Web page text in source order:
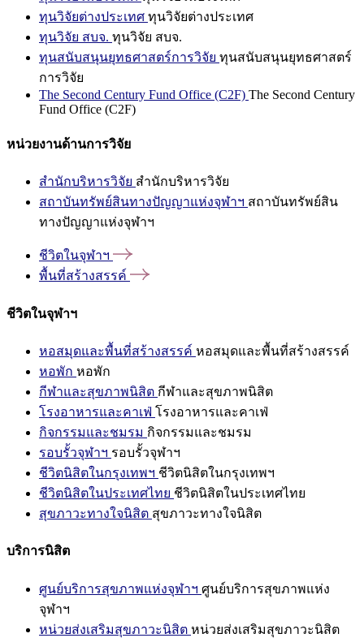
ทุนวิจัยต่างประเทศ ทุนวิจัยต่างประเทศ
ทุนวิจัย สบจ. ทุนวิจัย สบจ.
ทุนสนับสนุนยุทธศาสตร์การวิจัย ทุนสนับสนุนยุทธศาสตร์
การวิจัย
The Second Century Fund Office (C2F) The Second Century
Fund Office (C2F)
หน่วยงานด้านการวิจัย
สำนักบริหารวิจัย สำนักบริหารวิจัย
สถาบันทรัพย์สินทางปัญญาแห่งจุฬาฯ สถาบันทรัพย์สิน
ทางปัญญาแห่งจุฬาฯ
ชีวิตในจุฬาฯ
พื้นที่สร้างสรรค์
ชีวิตในจุฬาฯ
หอสมุดและพื้นที่สร้างสรรค์ หอสมุดและพื้นที่สร้างสรรค์
หอพัก หอพัก
กีฬาและสุขภาพนิสิต กีฬาและสุขภาพนิสิต
โรงอาหารและคาเฟ่ โรงอาหารและคาเฟ่
กิจกรรมและชมรม กิจกรรมและชมรม
รอบรั้วจุฬาฯ รอบรั้วจุฬาฯ
ชีวิตนิสิตในกรุงเทพฯ ชีวิตนิสิตในกรุงเทพฯ
ชีวิตนิสิตในประเทศไทย ชีวิตนิสิตในประเทศไทย
สุขภาวะทางใจนิสิต สุขภาวะทางใจนิสิต
บริการนิสิต
ศูนย์บริการสุขภาพแห่งจุฬาฯ ศูนย์บริการสุขภาพแห่ง
จุฬาฯ
หน่วยส่งเสริมสุขภาวะนิสิต หน่วยส่งเสริมสุขภาวะนิสิต